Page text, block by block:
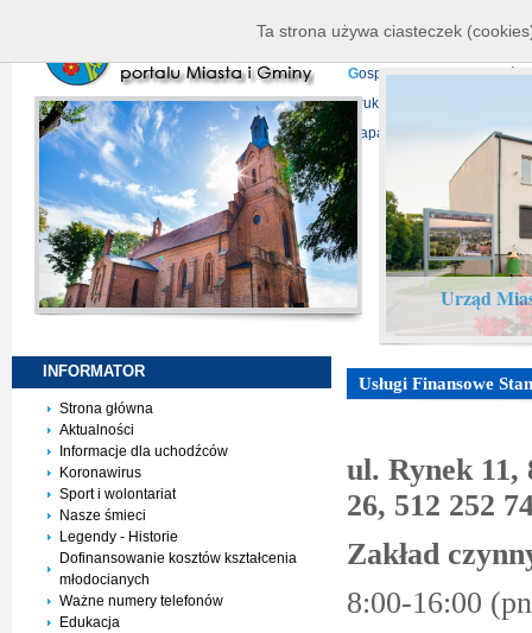
P
rojekty europejskie
Gospodarka
D ruki do pobrania
Mapa serwisu
Urząd
INFORMATOR
Strona główna
Aktualności
Informacje dla uchodźców
Koronawirus
Sport i wolontariat
Nasze śmieci
Legendy - Historie
Dofinansowanie kosztów kształcenia
młodocianych
Ważne numery telefonów
Edukacja
Usługi Finansowe
ul. Rynek
26, 512 252
Zakład
8:00-16:00
Ta strona używa ciasteczek